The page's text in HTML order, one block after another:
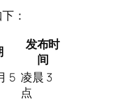
：
发布时
间
5 凌晨 3
点